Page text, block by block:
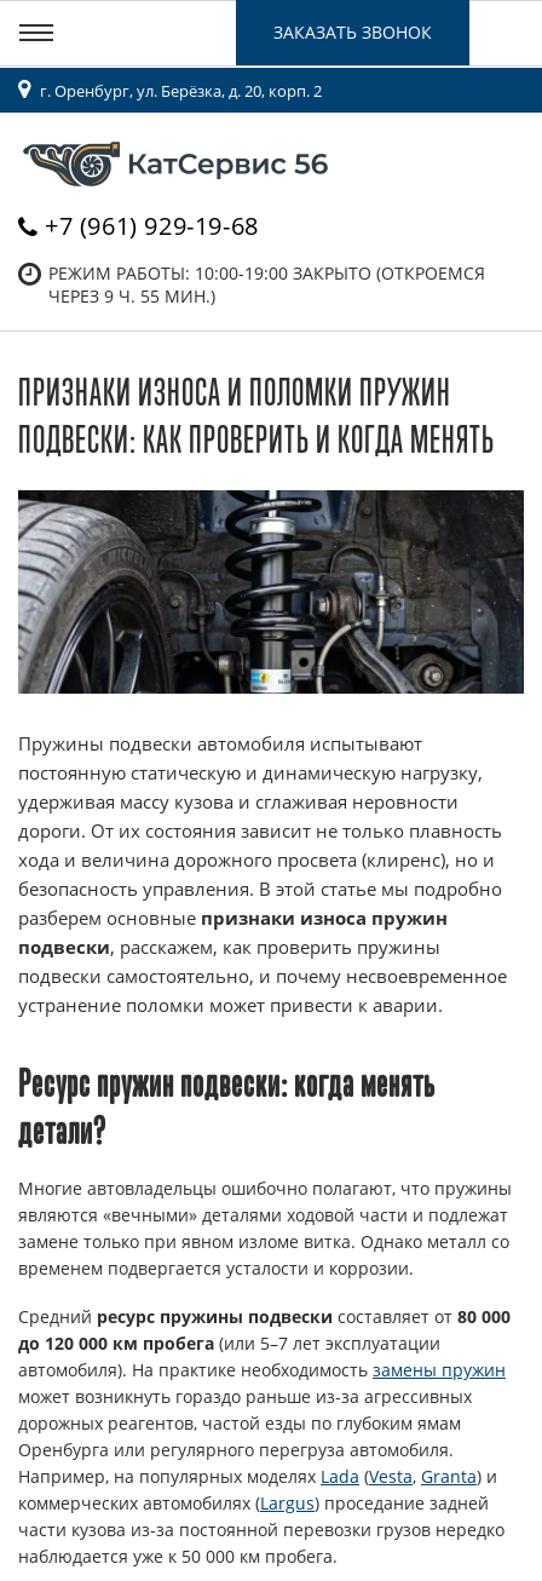
г. Оренбург, ул. Берёзка, д. 20, корп. 2
+7 (961) 929-19-68
РЕЖИМ РАБОТЫ: 10:00-19:00 ЗАКРЫТО (ОТКРОЕМСЯ
ЧЕРЕЗ 9 Ч. 55 МИН.)
ЗАКАЗАТЬ ЗВОНОК
ПРИЗНАКИ ИЗНОСА И ПОЛОМКИ ПРУЖИН
ПОДВЕСКИ: КАК ПРОВЕРИТЬ И КОГДА МЕНЯТЬ
Пружины подвески автомобиля испытывают
постоянную статическую и динамическую нагрузку,
удерживая массу кузова и сглаживая неровности
дороги. От их состояния зависит не только плавность
хода и величина дорожного просвета (клиренс), но и
безопасность управления. В этой статье мы подробно
разберем основные признаки износа пружин
подвески, расскажем, как проверить пружины
подвески самостоятельно, и почему несвоевременное
устранение поломки может привести к аварии.
Ресурс пружин подвески: когда менять
детали?
Многие автовладельцы ошибочно полагают, что пружины
являются «вечными» деталями ходовой части и подлежат
замене только при явном изломе витка. Однако металл со
временем подвергается усталости и коррозии.
Средний ресурс пружины подвески составляет от 80 000
до 120 000 км пробега (или 5–7 лет эксплуатации
автомобиля). На практике необходимость замены пружин
может возникнуть гораздо раньше из-за агрессивных
дорожных реагентов, частой езды по глубоким ямам
Оренбурга или регулярного перегруза автомобиля.
Например, на популярных моделях Lada (Vesta, Granta) и
коммерческих автомобилях (Largus) проседание задней
части кузова из-за постоянной перевозки грузов нередко
наблюдается уже к 50 000 км пробега.